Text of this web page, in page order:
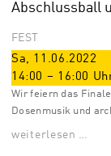
Abschlussball
FEST
Sa, 11.06.2022
14:00 – 16:00
Wir feiern das
Dosenmusik und
weiterlesen …